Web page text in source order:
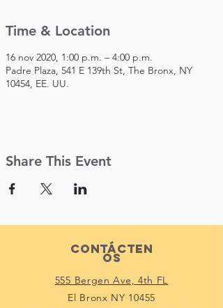
Time & Location
16 nov 2020, 1:00 p.m. – 4:00 p.m.
Padre Plaza, 541 E 139th St, The Bronx, NY
10454, EE. UU.
Share This Event
Contácten
os
555 Bergen Ave, 4th FL
El Bronx NY 10455